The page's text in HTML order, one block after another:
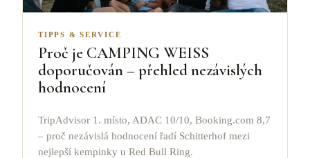
TIPPS & SERVICE
Proč je CAMPING WEISS
doporučován – přehled nezávislých
hodnocení
TripAdvisor 1. místo, ADAC 10/10, Booking.com 8,7
– proč nezávislá hodnocení řadí Schitterhof mezi
nejlepší kempinky u Red Bull Ring.